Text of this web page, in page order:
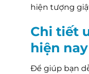
hiện tượng
Chi tiết
hiện nay
Để giúp bạn